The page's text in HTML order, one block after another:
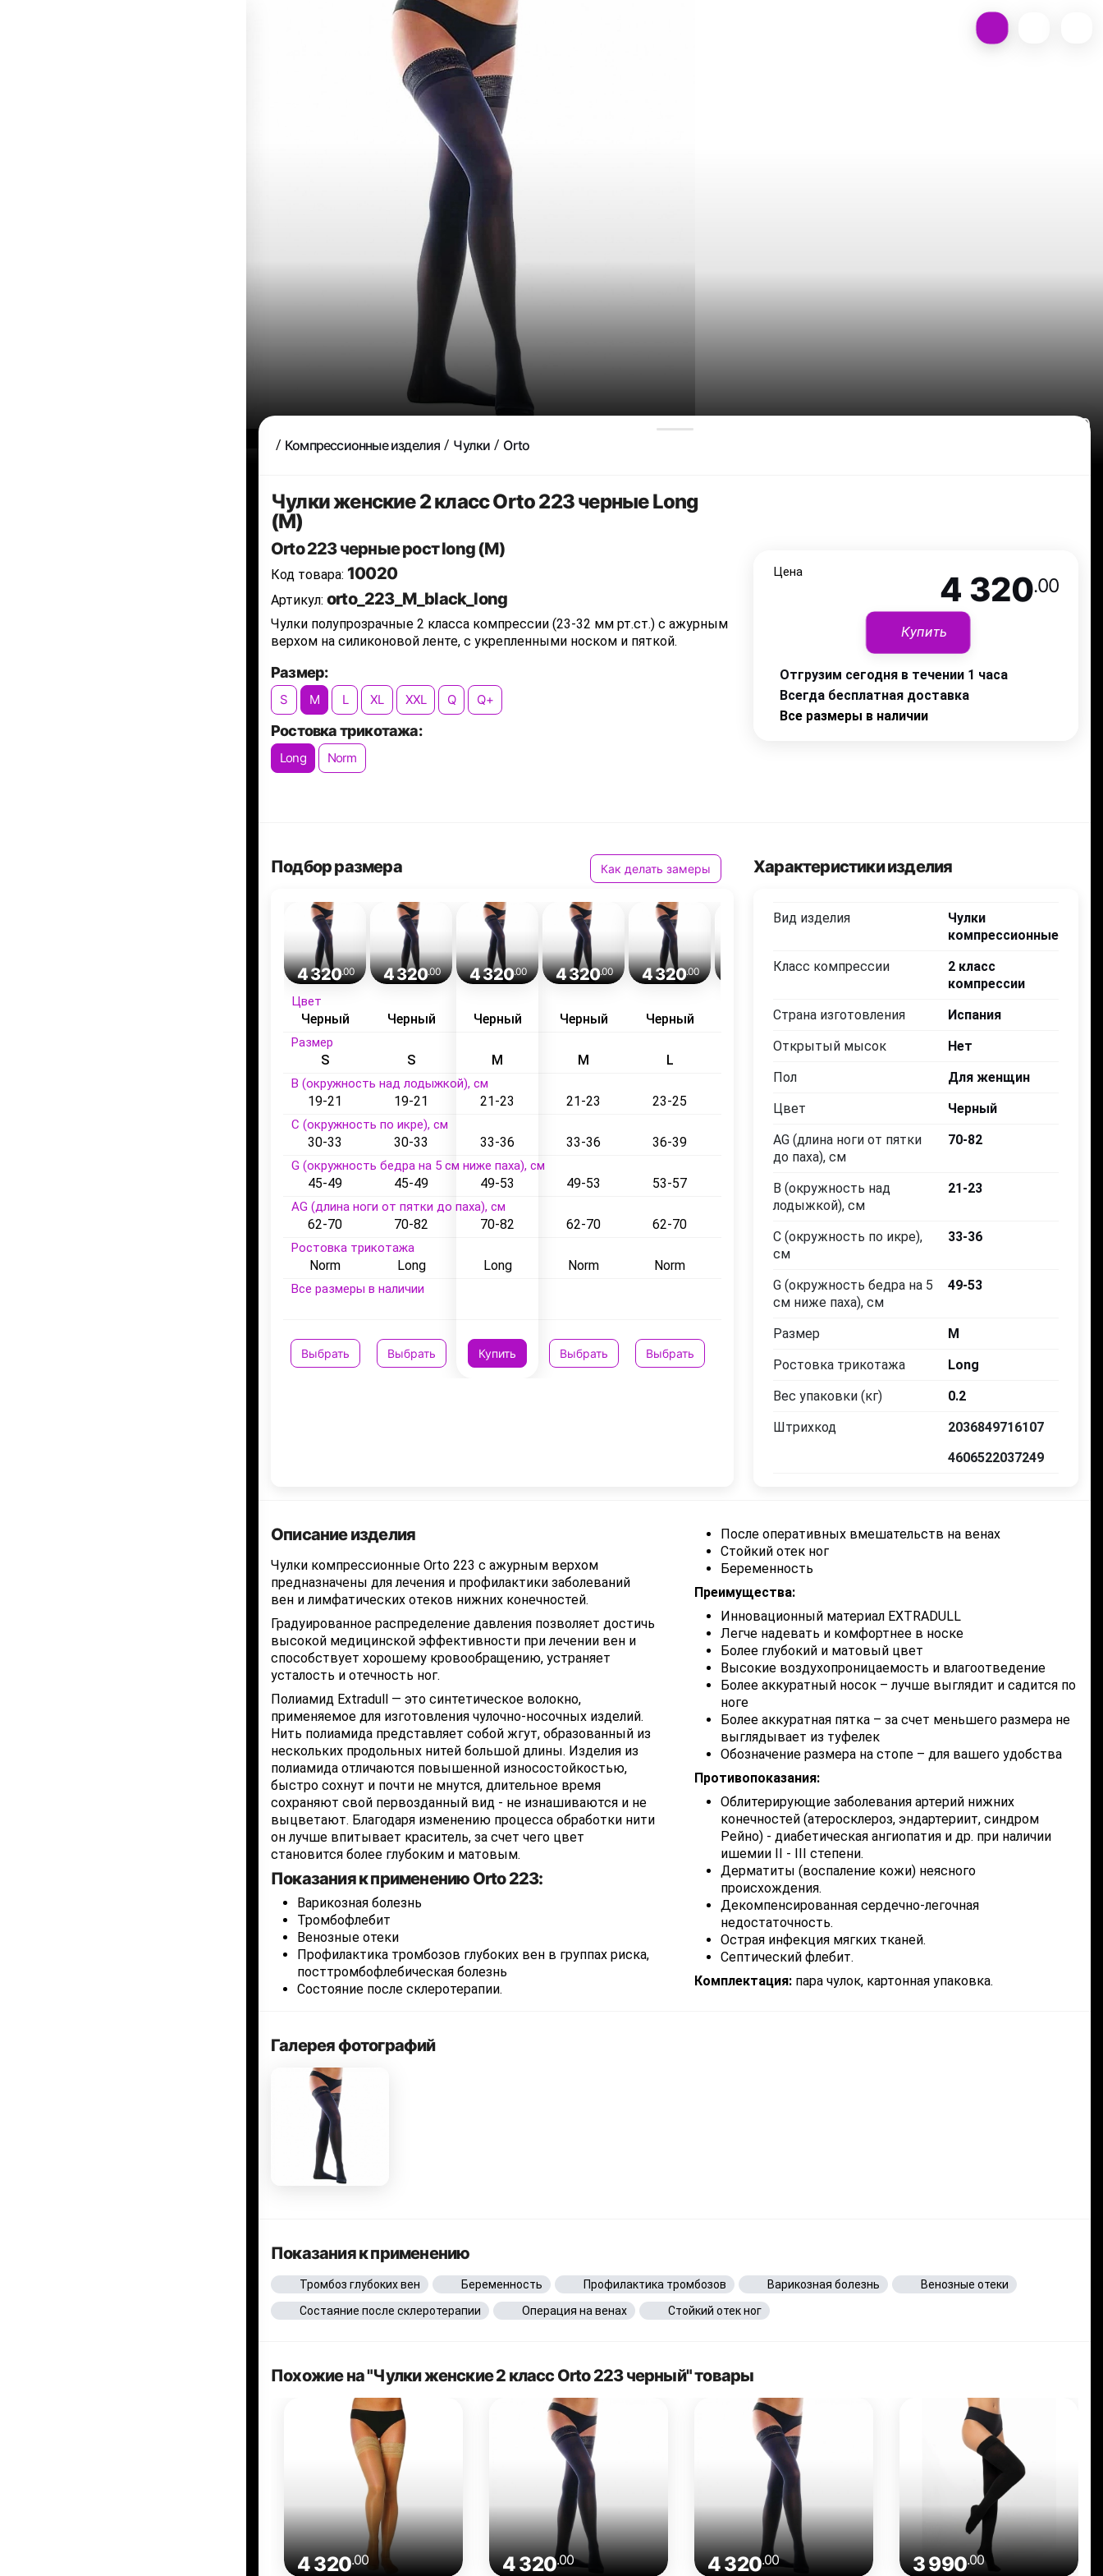
4 320 .00
Компрессионные изделия Чулки Orto
Чулки женские 2 класс Orto 223 черные Long
(M)
Orto 223 черные рост long (M)
Код товара: 10020
Артикул: orto_223_M_black_long
Чулки полупрозрачные 2 класса компрессии (23-32 мм рт.ст.) с ажурным
верхом на силиконовой ленте, с укрепленными носком и пяткой.
Размер:
S M L XL XXL Q Q+
Ростовка трикотажа:
Long Norm
Цена 4 320.00
Купить
Отгрузим сегодня в течении 1 часа
Всегда бесплатная доставка
Все размеры в наличии
Подбор размера Как делать замеры
Цвет
Размер
B (окружность над лодыжкой), см
C (окружность по икре), см
G (окружность бедра на 5 см ниже паха), см
AG (длина ноги от пятки до паха), см
Ростовка трикотажа
Все размеры в наличии
4 320.00
Черный
S
19-21
30-33
45-49
62-70
Norm
Выбрать
4 320.00
Черный
S
19-21
30-33
45-49
70-82
Long
Выбрать
4 320.00
Черный
M
21-23
33-36
49-53
70-82
Long
Купить
4 320.00
Черный
M
21-23
33-36
49-53
62-70
Norm
Выбрать
4 320.00
Черный
L
23-25
36-39
53-57
62-70
Norm
Выбрать
.00
Черный
4 320.00
Черный
39-42
57-61
.00
Черный
39-42
4 320
Черный
Характеристики изделия
Вид изделия
Чулки
компрессионные
Класс компрессии
2 класс
компрессии
Страна изготовления
Испания
Открытый мысок
Нет
Пол
Для женщин
Цвет
Черный
AG (длина ноги от пятки
до паха), см
70-82
B (окружность над
лодыжкой), см
21-23
C (окружность по икре),
см
33-36
G (окружность бедра на 5
см ниже паха), см
49-53
Размер
M
Ростовка трикотажа
Long
Вес упаковки (кг)
0.2
Штрихкод
2036849716107
4606522037249
Описание изделия
Чулки компрессионные Orto 223 с ажурным верхом
предназначены для лечения и профилактики заболеваний
вен и лимфатических отеков нижних конечностей.
Градуированное распределение давления позволяет достичь
высокой медицинской эффективности при лечении вен и
способствует хорошему кровообращению, устраняет
усталость и отечность ног.
Полиамид Extradull — это синтетическое волокно,
применяемое для изготовления чулочно-носочных изделий.
Нить полиамида представляет собой жгут, образованный из
нескольких продольных нитей большой длины. Изделия из
полиамида отличаются повышенной износостойкостью,
быстро сохнут и почти не мнутся, длительное время
сохраняют свой первозданный вид - не изнашиваются и не
выцветают. Благодаря изменению процесса обработки нити
он лучше впитывает краситель, за счет чего цвет
становится более глубоким и матовым.
Показания к применению Orto 223:
Варикозная болезнь
Тромбофлебит
Венозные отеки
Профилактика тромбозов глубоких вен в группах риска,
посттромбофлебическая болезнь
Состояние после склеротерапии.
После оперативных вмешательств на венах
Стойкий отек ног
Беременность
Преимущества:
Инновационный материал EXTRADULL
Легче надевать и комфортнее в носке
Более глубокий и матовый цвет
Высокие воздухопроницаемость и влагоотведение
Более аккуратный носок – лучше выглядит и садится по
ноге
Более аккуратная пятка – за счет меньшего размера не
выглядывает из туфелек
Обозначение размера на стопе – для вашего удобства
Противопоказания:
Облитерирующие заболевания артерий нижних
конечностей (атеросклероз, эндартериит, синдром
Рейно) - диабетическая ангиопатия и др. при наличии
ишемии II - III степени.
Дерматиты (воспаление кожи) неясного
происхождения.
Декомпенсированная сердечно-легочная
недостаточность.
Острая инфекция мягких тканей.
Септический флебит.
Комплектация: пара чулок, картонная упаковка.
Галерея фотографий
Показания к применению
Тромбоз глубоких вен Беременность Профилактика тромбозов Варикозная болезнь
Венозные отеки
Состаяние после склеротерапии
Операция на венах Стойкий отек ног
Похожие на "Чулки женские 2 класс Orto 223 черный" товары
4 320.00 4 320.00 4 320.00 3 990.00